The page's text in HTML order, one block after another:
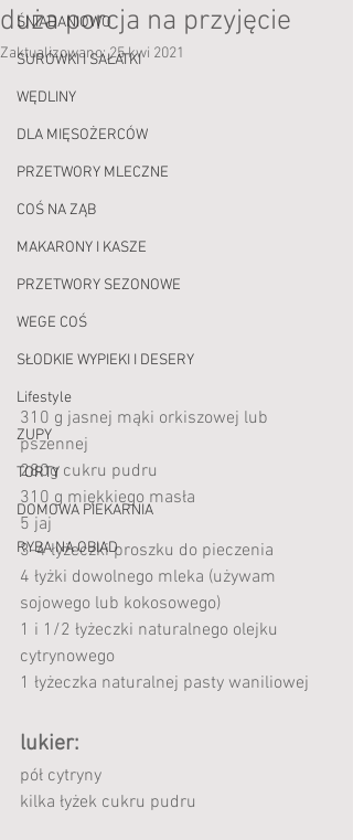
ŚNIADANIOWO
SURÓWKI I SAŁATKI
WĘDLINY
DLA MIĘSOŻERCÓW
PRZETWORY MLECZNE
COŚ NA ZĄB
MAKARONY I KASZE
PRZETWORY SEZONOWE
WEGE COŚ
SŁODKIE WYPIEKI I DESERY
Lifestyle
ZUPY
TORTY
DOMOWA PIEKARNIA
RYBA NA OBIAD
duża porcja na przyjęcie
Zaktualizowano:25 kwi 2021
310 g jasnej mąki orkiszowej lub
pszennej
280g cukru pudru
310 g miękkiego masła
5 jaj
3-4 łyżeczki proszku do pieczenia
4 łyżki dowolnego mleka (używam
sojowego lub kokosowego)
1 i 1/2 łyżeczki naturalnego olejku
cytrynowego
1 łyżeczka naturalnej pasty waniliowej
lukier:
pół cytryny
kilka łyżek cukru pudru